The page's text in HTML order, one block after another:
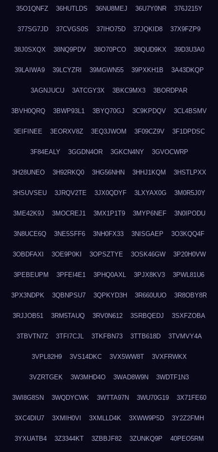
35O1QNFZ 36HUTLDS 36NU8MEJ 36U7Y0NR 376J215Y
377SG7JD 37CVGS0S 37IHO75D 37JQKID8 37X9FZP9
38J0SXQX 38NQ9PDV 38O70PCO 38QUD9KX 39D3U3A0
39LAIWA9 39LCYZRI 39MGWN55 39PXKH1B 3A43DKQP
3AGNJUCU 3ATCGY3X 3BKC9MX3 3BORDPAR
3BVH0QRQ 3BWP93L1 3BYQ70GJ 3C9KPDQV 3CL4BSMV
3EIFINEE 3EORXV8Z 3EQ3JWOM 3F09CZ9V 3F1DPDSC
3F84EALY 3GGDN4OR 3GKCN4NY 3GVOCWRP
3H28UNEO 3H92RKQ0 3HG56NHN 3HHJ1KQM 3HSTLPXX
3HSUVSEU 3JRQV2TE 3JX0QDYF 3LXYAX0G 3M0R5J0Y
3ME42K9J 3MOCREJ1 3MX1P1T9 3MYP6NEF 3N0IPODU
3N8UCE6Q 3NE5SFF6 3NH0FX33 3NISGAEP 3O3KQQ4F
3OBDFAXI 3OE9P0KI 3OPSZTYE 3OSK46GW 3P20H0VW
3PEBEUPM 3PFEI4E1 3PHQ0AXL 3PJX8KV3 3PWL81U6
3PX3NDPK 3QBNPSU7 3QPKYD3H 3R660UUO 3R8OBY8R
3RJJOB51 3RM5TAUQ 3RV0N612 3SRBQEDJ 3SXFZOBA
3TBVTN7Z 3TFI7CJL 3TKFBN73 3TTB618D 3TVMVY4A
3VPL82H9 3VS14DKC 3VX5WW8T 3VXFRWKX
3VZRTGEK 3W3MHD4O 3WAD8W9N 3WDTF1N3
3WI8G8SN 3WQDYCWK 3WTTA97N 3WU70G19 3X71FE60
3XC4DIU7 3XMIH0VI 3XMLLD4K 3XWW9P5D 3Y2Z2FMH
3YXUATB4 3Z3344KT 3ZBBJF82 3ZUNKQ9P 40PEO5RM